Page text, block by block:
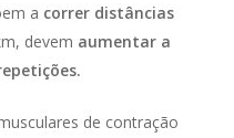
a correr distâncias
devem aumentar a
de contração